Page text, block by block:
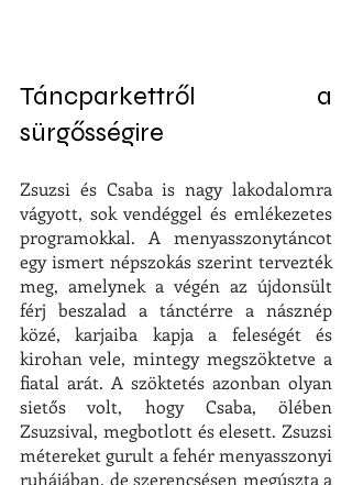
Táncparkettről a
sürgősségire
Zsuzsi és Csaba is nagy lakodalomra
vágyott, sok vendéggel és emlékezetes
programokkal. A menyasszonytáncot
egy ismert népszokás szerint tervezték
meg, amelynek a végén az újdonsült
férj beszalad a tánctérre a násznép
közé, karjaiba kapja a feleségét és
kirohan vele, mintegy megszöktetve a
fiatal arát. A szöktetés azonban olyan
sietős volt, hogy Csaba, ölében
Zsuzsival, megbotlott és elesett. Zsuzsi
métereket gurult a fehér menyasszonyi
ruhájában, de szerencsésen megúszta a